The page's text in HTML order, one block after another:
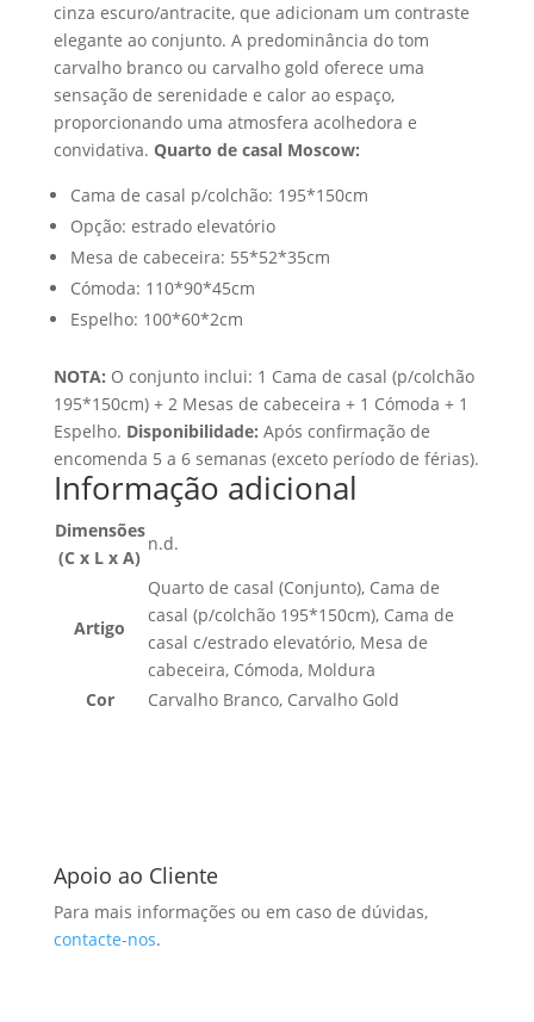
cinza escuro/antracite, que adicionam um contraste
elegante ao conjunto. A predominância do tom
carvalho branco ou carvalho gold oferece uma
sensação de serenidade e calor ao espaço,
proporcionando uma atmosfera acolhedora e
convidativa. Quarto de casal Moscow:
Cama de casal p/colchão: 195*150cm
Opção: estrado elevatório
Mesa de cabeceira: 55*52*35cm
Cómoda: 110*90*45cm
Espelho: 100*60*2cm
NOTA: O conjunto inclui: 1 Cama de casal (p/colchão
195*150cm) + 2 Mesas de cabeceira + 1 Cómoda + 1
Espelho. Disponibilidade: Após confirmação de
encomenda 5 a 6 semanas (exceto período de férias).
Informação adicional
Dimensões
(C x L x A)
n.d.
Artigo
Quarto de casal (Conjunto), Cama de
casal (p/colchão 195*150cm), Cama de
casal c/estrado elevatório, Mesa de
cabeceira, Cómoda, Moldura
Cor
Carvalho Branco, Carvalho Gold
Apoio ao Cliente
Para mais informações ou em caso de dúvidas,
contacte-nos.